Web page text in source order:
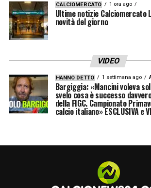
CALCIOMERCATO 1 ora ago
Ultime notizie Calciomercato
novità del giorno
VIDEO
HANNO DETTO 1 settimana ago
Bargiggia: «Mancini voleva
svelo cosa è successo
della FIGC. Campionato
calcio italiano» ESCLUSIVA e